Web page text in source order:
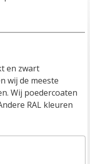
en zwart
wij de meeste
Wij poedercoaten
RAL kleuren